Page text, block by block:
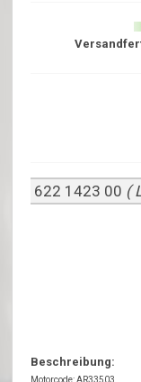
622 1423 00 (
Beschreibung:
Motorcode: AR33503